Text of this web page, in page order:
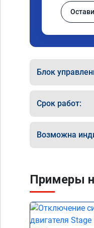
Блок
Срок работ:
Возможна
Примеры